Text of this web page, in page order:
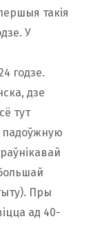
такія
У
годзе.
дзе
тут
падоўжную
Пры
ад 40-